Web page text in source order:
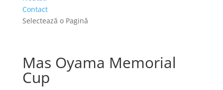
Contact
Selectează o Pagină
Mas Oyama Memorial
Cup